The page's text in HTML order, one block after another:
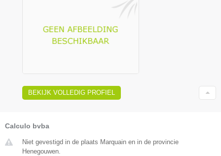
BEKIJK VOLLEDIG PROFIEL
Calculo bvba
Niet gevestigd in de plaats Marquain en in de provincie
Henegouwen.